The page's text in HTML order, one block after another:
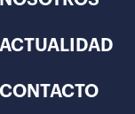
ACTUALIDAD
CONTACTO